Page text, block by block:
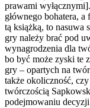
prawami
głównego bohatera, a
tą książką, to nasuwa
gry należy brać pod
wynagrodzenia dla
bo być może zyski te
gry – opartych na
także okoliczność,
twórczością
podejmowaniu